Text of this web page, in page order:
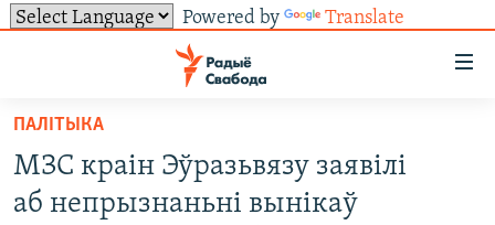
Powered by Translate
ўнівэрсальнага
доступу
Перайсьці
да
галоўнага
УСЕ НАВІНЫ
ТОЛЬКІ НА СВАБОДЗЕ
ПАЛІТЫКА
МЗС краін Эўразьвязу заявілі
аб непрызнаньні вынікаў